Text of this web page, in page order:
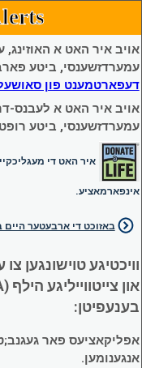
אויב איר האט א האוזינג,
עמערדזשענסי, ביטע
דעפארטמענט פון
אויב איר האט א לעבנס-
עמערדזשענסי, ביטע רופט 911.
איר האט די
אינפארמאציע.
באזוכט די ארבעטער היים
בענעפיטן:
אנגענומען.